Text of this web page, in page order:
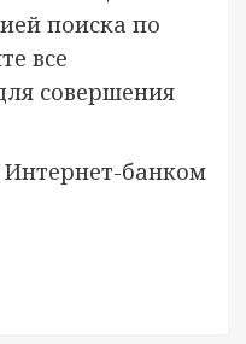
поиска по
все
совершения
Интернет-банком